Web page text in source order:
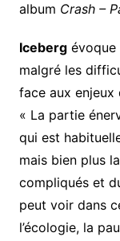
album Crash –
Icebergévoque
malgré les
face aux enjeux
« La partie
qui est
mais bien plus
compliqués et
peut voir dans
l’écologie, la